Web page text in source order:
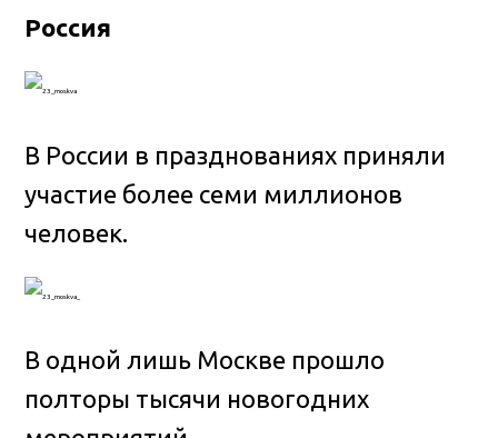
Россия
В России в празднованиях приняли
участие более семи миллионов
человек.
В одной лишь Москве прошло
полторы тысячи новогодних